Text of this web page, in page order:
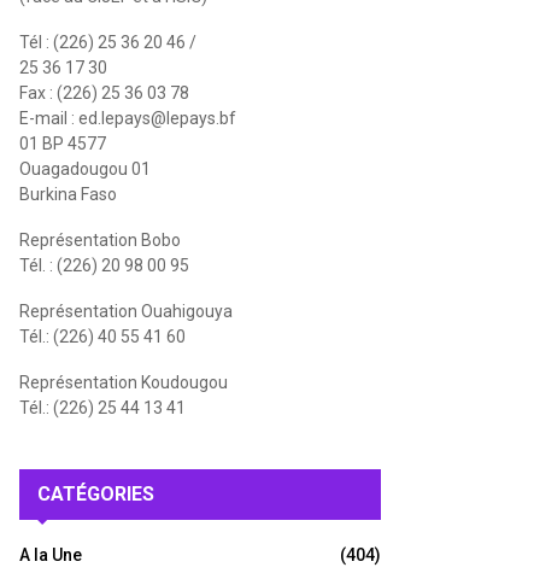
Tél : (226) 25 36 20 46 /
25 36 17 30
Fax : (226) 25 36 03 78
E-mail : ed.lepays@lepays.bf
01 BP 4577
Ouagadougou 01
Burkina Faso
Représentation Bobo
Tél. : (226) 20 98 00 95
Représentation Ouahigouya
Tél.: (226) 40 55 41 60
Représentation Koudougou
Tél.: (226) 25 44 13 41
CATÉGORIES
A la Une
(404)